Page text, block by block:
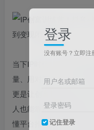
当下IP时代，轻资产创
量、用对工具——抖音+
更是让创富效率翻倍，
人也能靠IP轻松实现变
懂平台推流机制，发内
登录
没有账号？立即注
用户名或邮箱
登录密码
记住登录